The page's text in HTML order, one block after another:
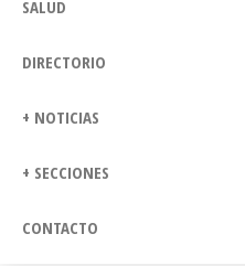
SALUD
DIRECTORIO
+ NOTICIAS
+ SECCIONES
CONTACTO